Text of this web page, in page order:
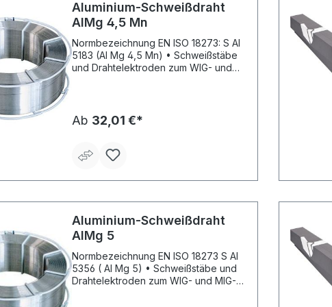
Aluminium-Schweißdraht
AIMg 4,5 Mn
Normbezeichnung EN ISO 18273: S Al
5183 (AI Mg 4,5 Mn) • Schweißstäbe
und Drahtelektroden zum WIG- und
Werkstückflanken gründlich reinigen,
dicke Bleche auf 150 °C vorwärmen
Ab 32,01 €*
Aluminium-Schweißdraht
AIMg 5
Normbezeichnung EN ISO 18273 S Al
5356 ( Al Mg 5) • Schweißstäbe und
Drahtelektroden zum WIG- und MIG-